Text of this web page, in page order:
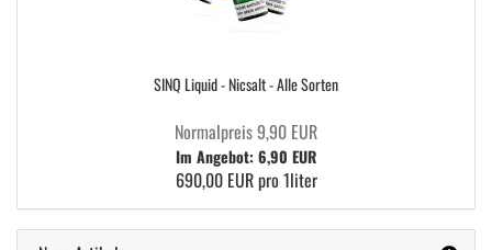
SINQ Liquid - Nicsalt - Alle Sorten
Normalpreis 9,90 EUR
Im Angebot: 6,90 EUR
690,00 EUR pro 1liter